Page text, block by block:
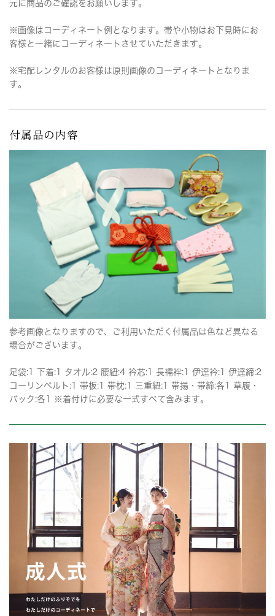
元に商品のご確認をお願いします。
※画像はコーディネート例となります。帯や小物はお下見時にお
客様と一緒にコーディネートさせていただきます。
※宅配レンタルのお客様は原則画像のコーディネートとなりま
す。
付属品の内容
参考画像となりますので、ご利用いただく付属品は色など異なる
場合がございます。
足袋:1 下着:1 タオル:2 腰紐:4 衿芯:1 長襦袢:1 伊達衿:1 伊達締:2
コーリンベルト:1 帯板:1 帯枕:1 三重紐:1 帯揚・帯締:各1 草履・
バック:各1 ※着付けに必要な一式すべて含みます。